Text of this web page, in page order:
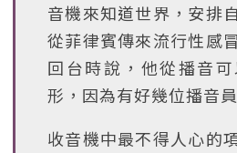
音機來知道世界，安排
從菲律賓傳來流行性感
回台時說，他從播音
形，因為有好幾位播音
收音機中最不得人心的